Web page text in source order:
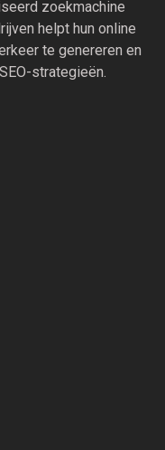
zoekmachine
helpt hun online
te genereren en
strategieën.